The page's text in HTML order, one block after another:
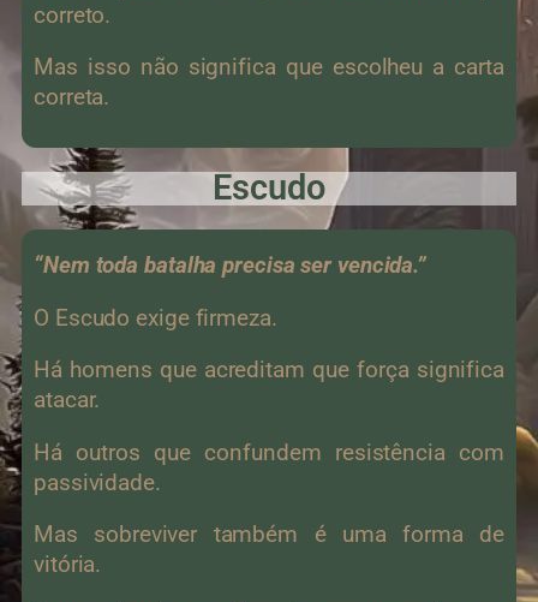
correto.
Mas isso não significa que escolheu a carta
correta.
Escudo
“Nem toda batalha precisa ser vencida.”
O Escudo exige firmeza.
Há homens que acreditam que força significa
atacar.
Há outros que confundem resistência com
passividade.
Mas sobreviver também é uma forma de
vitória.